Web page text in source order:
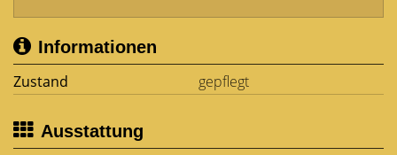
Informationen
Zustand
gepflegt
Ausstattung